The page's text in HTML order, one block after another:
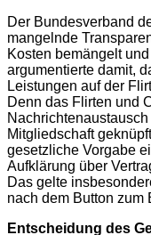
Der Bundesverband
mangelnde
Kosten bemängelt
argumentierte damit,
Leistungen auf der
Denn das Flirten und
Mitgliedschaft
gesetzliche Vorgabe
Aufklärung über
Das gelte
nach dem Button zum
Entscheidung des